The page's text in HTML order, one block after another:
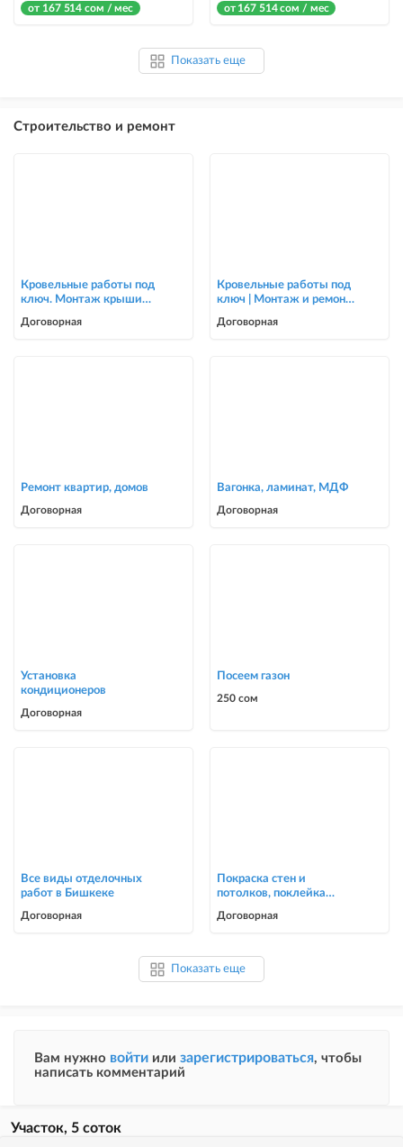
от 167 514 сом / мес от 167 514 сом / мес
Показать еще
Строительство и ремонт
Кровельные работы под
ключ. Монтаж крыши
коттеджей
Договорная
Кровельные работы под
ключ | Монтаж и ремонт
Договорная
Ремонт квартир, домов
Договорная
Вагонка, ламинат, МДФ
Договорная
Установка
кондиционеров
Договорная
Посеем газон
250 сом
Все виды отделочных
работ в Бишкеке
Договорная
Покраска стен и
потолков, поклейка
Договорная
Показать еще
Вам нужно войти или зарегистрироваться, чтобы
написать комментарий
Участок, 5 соток